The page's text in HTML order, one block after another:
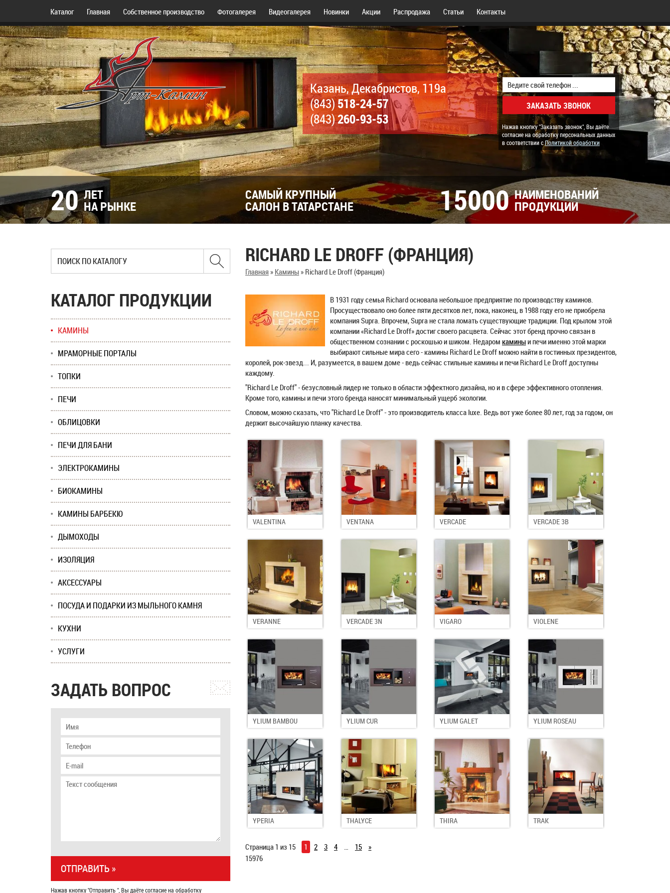
Каталог Главная Собственное производство Фотогалерея Видеогалерея Новинки Акции Распродажа Статьи Контакты
Казань, Декабристов, 119а
(843)518-24-57
(843)260-93-53
Нажав кнопку "Заказать звонок", Вы даёте
согласие на обработку персональных данных
в соответствии сПолитикой обработки
20 ЛЕТ
НА РЫНКЕ
САМЫЙ КРУПНЫЙ
САЛОН В ТАТАРСТАНЕ 15000 НАИМЕНОВАНИЙ
ПРОДУКЦИИ
RICHARD LE DROFF (ФРАНЦИЯ)
Главная» Камины» Richard Le Droff (Франция)
В 1931 году семья Richard основала небольшое предприятие по производству каминов.
Просуществовало оно более пяти десятков лет, пока, наконец, в 1988 году его не приобрела
компания Supra. Впрочем, Supra не стала ломать существующие традиции. Под крылом этой
компании «Richard Le Droff» достиг своего расцвета. Сейчас этот бренд прочно связан в
общественном сознании с роскошью и шиком. Недаром каминыи печи именно этой марки
выбирают сильные мира сего - камины Richard Le Droff можно найти в гостинных президентов,
королей, рок-звезд... И, разумеется, в вашем доме - ведь сейчас стильные камины и печи Richard Le Droff доступны
каждому.
"Richard Le Droff" - безусловный лидер не только в области эффектного дизайна, но и в сфере эффективного отопления.
Кроме того, камины и печи этого бренда наносят минимальный ущерб экологии.
Словом, можно сказать, что "Richard Le Droff" - это производитель класса luxe. Ведь вот уже более 80 лет, год за годом, он
держит высочайшую планку качества.
VALENTINA VENTANA VERCADE VERCADE 3B
VERANNE VERCADE 3N VIGARO VIOLENE
YLIUM BAMBOU YLIUM CUR YLIUM GALET YLIUM ROSEAU
YPERIA THALYCE THIRA TRAK
Страница 1 из 15 1 2 3 4 … 15
»
15976
КАТАЛОГ ПРОДУКЦИИ
КАМИНЫ
МРАМОРНЫЕ ПОРТАЛЫ
ТОПКИ
ПЕЧИ
ОБЛИЦОВКИ
ПЕЧИ ДЛЯ БАНИ
ЭЛЕКТРОКАМИНЫ
БИОКАМИНЫ
КАМИНЫ БАРБЕКЮ
ДЫМОХОДЫ
ИЗОЛЯЦИЯ
АКСЕССУАРЫ
ПОСУДА И ПОДАРКИ ИЗ МЫЛЬНОГО КАМНЯ
КУХНИ
УСЛУГИ
ЗАДАТЬ ВОПРОС
Нажав кнопку "Отправить ", Вы даёте согласие на обработку